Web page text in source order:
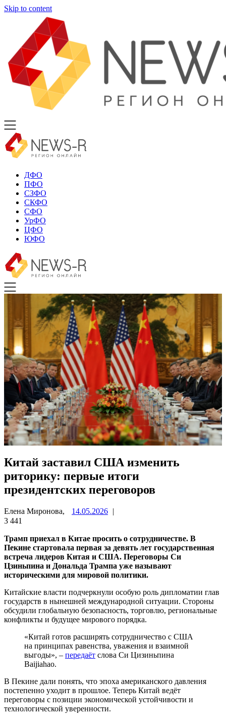
Skip to content
ДФО
ПФО
СЗФО
СКФО
СФО
УрФО
ЦФО
ЮФО
Китай заставил США изменить
риторику: первые итоги
президентских переговоров
Елена Миронова, 14.05.2026 |
3 441
Трамп приехал в Китае просить о сотрудничестве. В
Пекине стартовала первая за девять лет государственная
встреча лидеров Китая и США. Переговоры Си
Цзиньпина и Дональда Трампа уже называют
историческими для мировой политики.
Китайские власти подчеркнули особую роль дипломатии глав
государств в нынешней международной ситуации. Стороны
обсудили глобальную безопасность, торговлю, региональные
конфликты и будущее мирового порядка.
«Китай готов расширять сотрудничество с США
на принципах равенства, уважения и взаимной
выгоды», – передаёт слова Си Цизиньпина
Baijiahao.
В Пекине дали понять, что эпоха американского давления
постепенно уходит в прошлое. Теперь Китай ведёт
переговоры с позиции экономической устойчивости и
технологической уверенности.